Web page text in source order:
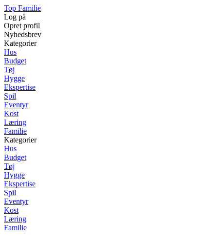
Top Familie
Log på
Opret profil
Nyhedsbrev
Kategorier
Hus
Budget
Tøj
Hygge
Ekspertise
Spil
Eventyr
Kost
Læring
Familie
Kategorier
Hus
Budget
Tøj
Hygge
Ekspertise
Spil
Eventyr
Kost
Læring
Familie